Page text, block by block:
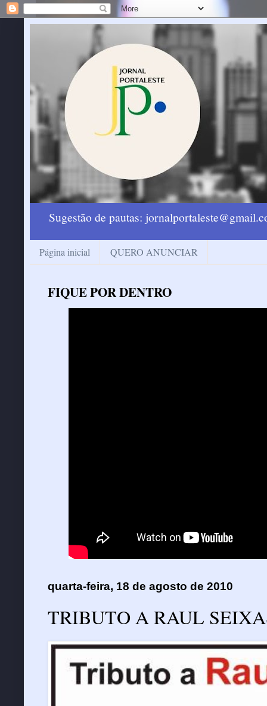
Sugestão de pautas:
Página inicial QUERO ANUNCIAR
FIQUE POR DENTRO
quarta-feira, 18 de agosto de 2010
TRIBUTO A RAUL